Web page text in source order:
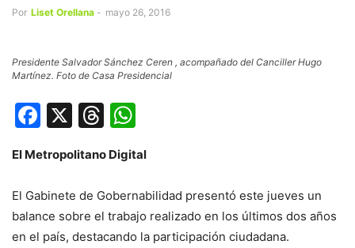
Por Liset Orellana - mayo 26, 2016
Presidente Salvador Sánchez Ceren , acompañado del Canciller Hugo
Martínez. Foto de Casa Presidencial
Facebook
X Threads
El Metropolitano Digital
El Gabinete de Gobernabilidad presentó este jueves un
balance sobre el trabajo realizado en los últimos dos años
en el país, destacando la participación ciudadana.